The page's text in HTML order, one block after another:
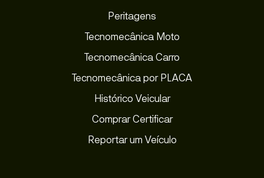
Peritagens
Tecnomecânica Moto
Tecnomecânica Carro
Tecnomecânica por PLACA
Histórico Veicular
Comprar Certificar
Reportar um Veículo